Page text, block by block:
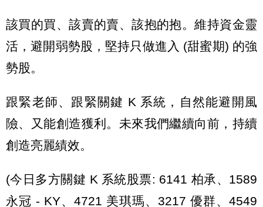
該買的買、該賣的賣、該抱的抱。維持資金靈
活，避開弱勢股，堅持只做進入 (甜蜜期) 的強
勢股。
跟緊老師、跟緊關鍵 K 系統，自然能避開風
險、又能創造獲利。未來我們繼續向前，持續
創造亮麗績效。
(今日多方關鍵 K 系統股票: 6141 柏承、1589
永冠 - KY、4721 美琪瑪、3217 優群、4549